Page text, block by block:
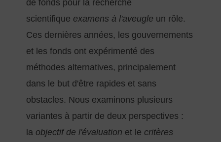
de fonds pour la recherche
scientifique examens à l'aveugle un rôle.
Ces dernières années, les gouvernements
et les fonds ont expérimenté des
méthodes alternatives, principalement
dans le but d'être rapides et sans
obstacles. Nous examinons plusieurs
variantes à partir de deux perspectives :
la objectif de l'évaluation et le critères